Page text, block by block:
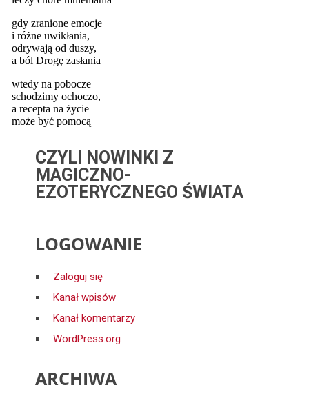
CZYLI NOWINKI Z
MAGICZNO-
EZOTERYCZNEGO ŚWIATA
LOGOWANIE
Zaloguj się
Kanał wpisów
Kanał komentarzy
WordPress.org
ARCHIWA